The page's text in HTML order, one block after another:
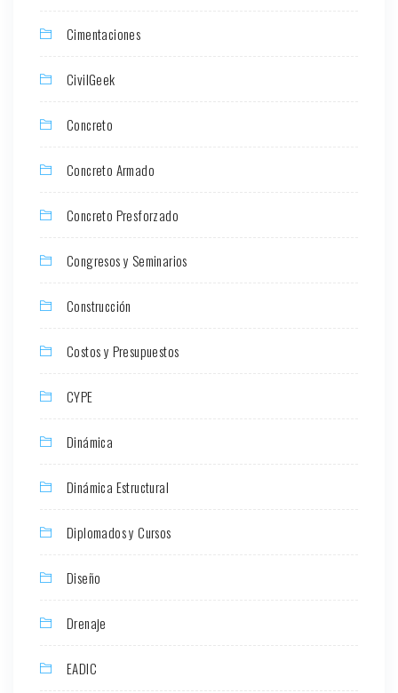
Cimentaciones
CivilGeek
Concreto
Concreto Armado
Concreto Presforzado
Congresos y Seminarios
Construcción
Costos y Presupuestos
CYPE
Dinámica
Dinámica Estructural
Diplomados y Cursos
Diseño
Drenaje
EADIC